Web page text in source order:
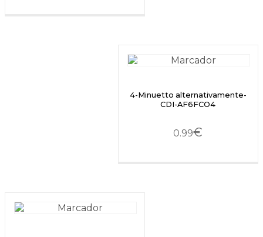
4-Minuetto alternativamente-
CDI-AF6FCO4
0.99€